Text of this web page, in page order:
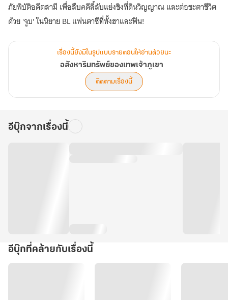
ภัยพิบัติอดีตสามี เพื่อสืบคดีลี้ลับแย่งชิงที่ดินวิญญาณ และต่อชะตาชีวิต
ด้วย 'จูบ' ในนิยาย BL แฟนตาซีที่ทั้งฮาและฟิน!
เรื่องนี้ยังมีในรูปแบบรายตอนให้อ่านด้วยนะ
อสังหาริมทรัพย์ของเทพเจ้าภูเขา
ติดตามเรื่องนี้
อีบุ๊กจากเรื่องนี้
อีบุ๊กที่คล้ายกับเรื่องนี้